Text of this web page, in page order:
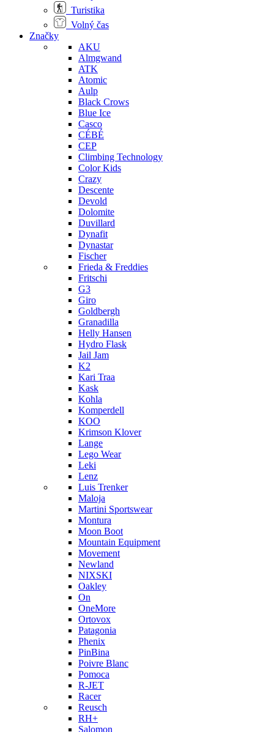
Turistika
Volný čas
Značky
AKU
Almgwand
ATK
Atomic
Aulp
Black Crows
Blue Ice
Casco
CÉBÉ
CEP
Climbing Technology
Color Kids
Crazy
Descente
Devold
Dolomite
Duvillard
Dynafit
Dynastar
Fischer
Frieda & Freddies
Fritschi
G3
Giro
Goldbergh
Granadilla
Helly Hansen
Hydro Flask
Jail Jam
K2
Kari Traa
Kask
Kohla
Komperdell
KOO
Krimson Klover
Lange
Lego Wear
Leki
Lenz
Luis Trenker
Maloja
Martini Sportswear
Montura
Moon Boot
Mountain Equipment
Movement
Newland
NIXSKI
Oakley
On
OneMore
Ortovox
Patagonia
Phenix
PinBina
Poivre Blanc
Pomoca
R-JET
Racer
Reusch
RH+
Salomon